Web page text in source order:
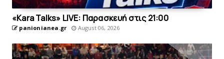
«Kara Talks» LIVE: Παρασκευή στις 21:00
panionianea.gr August 06, 2026